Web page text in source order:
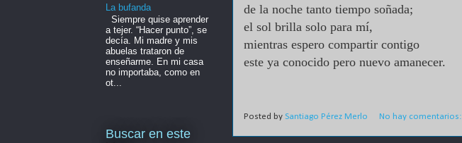
de la noche tanto tiempo soñada;
el sol brilla solo para mí,
mientras espero compartir contigo
este ya conocido pero nuevo amanecer.
Posted by Santiago Pérez Merlo No hay comentarios:
La bufanda
Siempre quise aprender
a tejer. “Hacer punto”, se
decía. Mi madre y mis
abuelas trataron de
enseñarme. En mi casa
no importaba, como en
ot...
Buscar en este